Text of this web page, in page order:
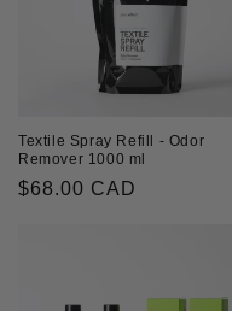
Textile Spray Refill - Odor
Remover 1000 ml
Ordinarie
$68.00 CAD